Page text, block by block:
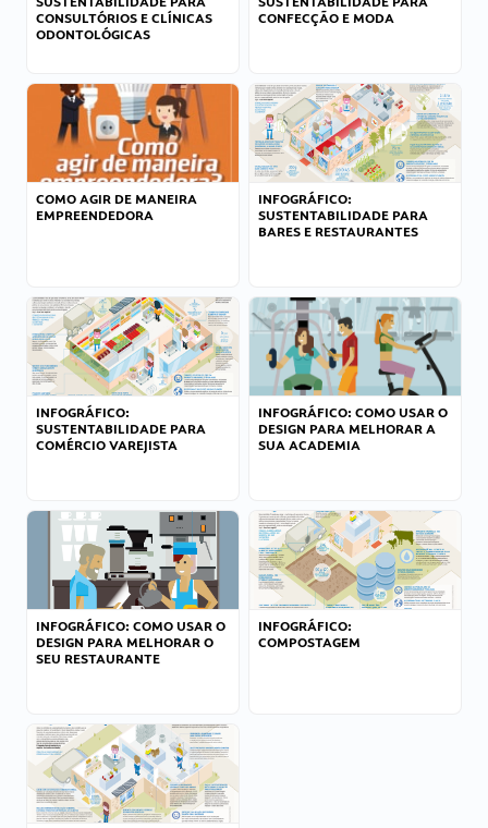
CONSULTÓRIOS E CLÍNICAS
ODONTOLÓGICAS
CONFECÇÃO E MODA
COMO AGIR DE MANEIRA
EMPREENDEDORA
INFOGRÁFICO:
SUSTENTABILIDADE PARA
BARES E RESTAURANTES
INFOGRÁFICO:
SUSTENTABILIDADE PARA
COMÉRCIO VAREJISTA
INFOGRÁFICO: COMO USAR O
DESIGN PARA MELHORAR A
SUA ACADEMIA
INFOGRÁFICO: COMO USAR O
DESIGN PARA MELHORAR O
SEU RESTAURANTE
INFOGRÁFICO:
COMPOSTAGEM